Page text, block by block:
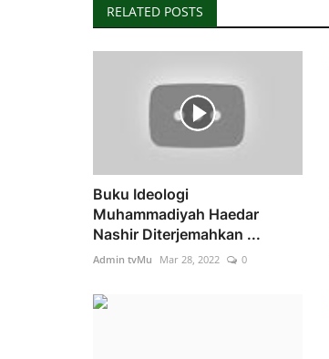
RELATED POSTS
Buku Ideologi
Muhammadiyah Haedar
Nashir Diterjemahkan ...
Admin tvMu Mar 28, 2022 0